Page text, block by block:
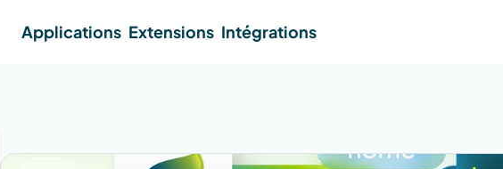
Applications Extensions Intégrations